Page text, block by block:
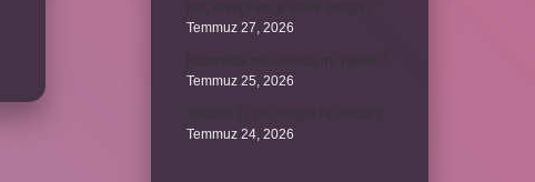
Temmuz 27, 2026
Temmuz 25, 2026
Temmuz 24, 2026